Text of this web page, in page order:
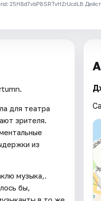
25H8d7vbP8SRTvHZrUcdLB
для театра
зрителя.
из
музыка,.
бы,